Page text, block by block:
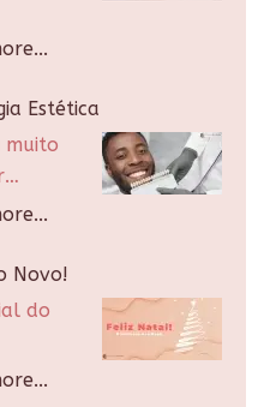
Estética
muito
Novo!
do